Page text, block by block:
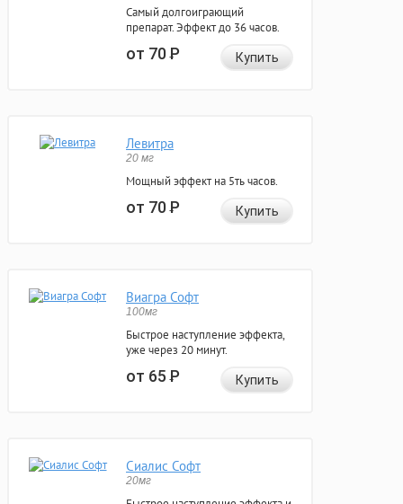
Самый долгоиграющий
препарат. Эффект до 36 часов.
от 70Р Купить
Левитра
20 мг
Мощный эффект на 5ть часов.
от 70Р Купить
Виагра Софт
100мг
Быстрое наступление эффекта,
уже через 20 минут.
от 65Р Купить
Сиалис Софт
20мг